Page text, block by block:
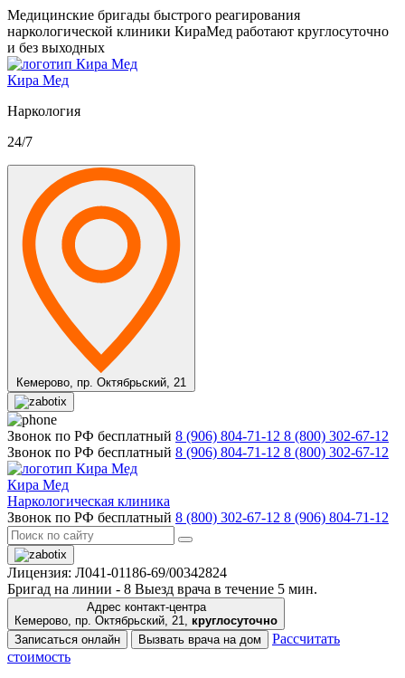
Медицинские бригады быстрого реагирования
наркологической клиники КираМед работают круглосуточно
и без выходных
Кира Мед
Наркология
24/7
Кемерово, пр. Октябрьский, 21
Звонок по РФ бесплатный 8 (906) 804-71-12 8 (800) 302-67-12
Звонок по РФ бесплатный 8 (906) 804-71-12 8 (800) 302-67-12
Кира Мед
Наркологическая клиника
Звонок по РФ бесплатный 8 (800) 302-67-12 8 (906) 804-71-12
Лицензия: Л041-01186-69/00342824
Бригад на линии - 8 Выезд врача в течение 5 мин.
Адрес контакт-центра
Кемерово, пр. Октябрьский, 21, круглосуточно
Записаться онлайн
Вызвать врача на дом
Рассчитать
стоимость